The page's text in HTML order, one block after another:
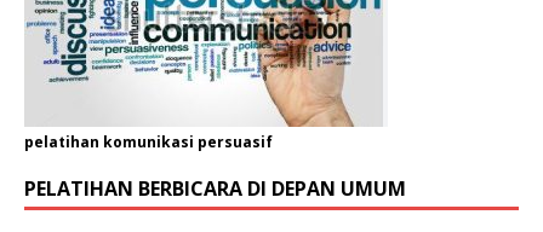
pelatihan komunikasi persuasif
PELATIHAN BERBICARA DI DEPAN UMUM